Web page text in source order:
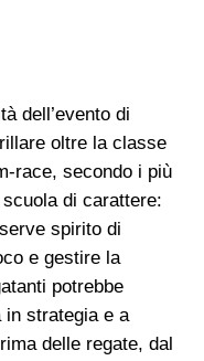
dell’evento di
oltre la classe
race, secondo i più
di carattere:
spirito di
e gestire la
potrebbe
in strategia e a
delle regate, dal